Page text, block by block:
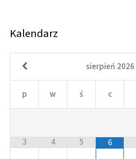
Kalendarz
sierpień 2026
p w ś c
3 4 5 6